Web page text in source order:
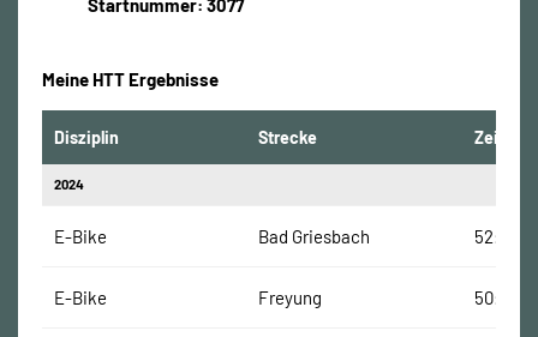
Startnummer: 3077
Meine HTT Ergebnisse
Disziplin Strecke Zeit
2024
E-Bike Bad Griesbach 52:09
E-Bike Freyung 50:17